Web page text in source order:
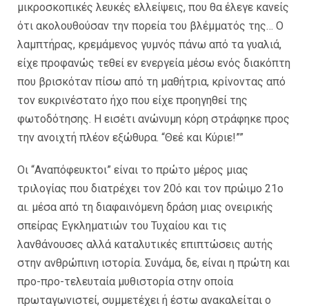
μικροσκοπικές λευκές ελλείψεις, που θα έλεγε κανείς
ότι ακολουθούσαν την πορεία του βλέμματός της… Ο
λαμπτήρας, κρεμάμενος γυμνός πάνω από τα γυαλιά,
είχε προφανώς τεθεί εν ενεργεία μέσω ενός διακόπτη
που βρισκόταν πίσω από τη μαθήτρια, κρίνοντας από
τον ευκρινέστατο ήχο που είχε προηγηθεί της
φωτοδότησης. Η εισέτι ανώνυμη κόρη στράφηκε προς
την ανοιχτή πλέον εξώθυρα. “Θεέ και Κύριε!””
Οι “Αναπόφευκτοι” είναι το πρώτο μέρος μιας
τριλογίας που διατρέχει τον 20ό και τον πρώιμο 21ο
αι. μέσα από τη διαφαινόμενη δράση μιας ονειρικής
σπείρας Εγκληματιών του Τυχαίου και τις
λανθάνουσες αλλά καταλυτικές επιπτώσεις αυτής
στην ανθρώπινη ιστορία. Συνάμα, δε, είναι η πρώτη και
προ-προ-τελευταία μυθιστορία στην οποία
πρωταγωνιστεί, συμμετέχει ή έστω ανακαλείται ο